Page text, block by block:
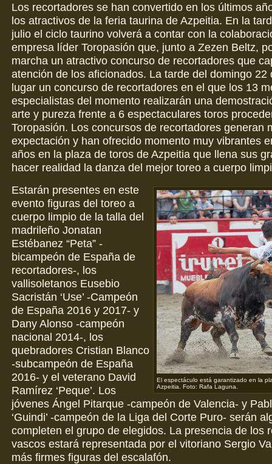
Los recortadores se han convertido en los últimos
los atractivos de la feria taurina de Azpeitia. En la
julio el ciclo taurino volverá a contar con la
empresa líder Toropasión que, junto a Zezen Beltz,
marcha un atractivo concurso de recortadores que
atención de los aficionados. La tarde del domingo 22
lugar un concurso de recortadores en el que los 13
especialistas del momento realizarán una
arte y pureza frente a 6 espectaculares toros
Toropasión. Los concursos de recortadores generan
expectación y han ofrecido momento muy vibrantes
años en la plaza de toros de Azpeitia que llena sus
hacer realidad la danza del mejor toreo a cuerpo
El espectáculo está garantizado en la
Azpeitia. Foto: Rafa Laguna.
Estarán presentes en este
evento figuras del toreo a
cuerpo limpio de la talla del
madrileño Jonatan
Estébanez “Peta” -
bicampeón de España de
recortadores-, los
vallisoletanos Eusebio
Sacristán ‘Use’ -Campeón
de España 2016 y 2017- y
Dany Alonso -campeón
nacional 2014-, los
quebradores Cristian Blanco
-subcampeón de España
2016- y el veterano David
Ramírez ‘Peque’. Los
jóvenes Ángel Pitarque -campeón de Valencia- y
‘Guindi’ -campeón de la Liga del Corte Puro- serán
completen el grupo de elegidos. La presencia de los
vascos estará representada por el vitoriano Sergio
más firmes figuras del escalafón.